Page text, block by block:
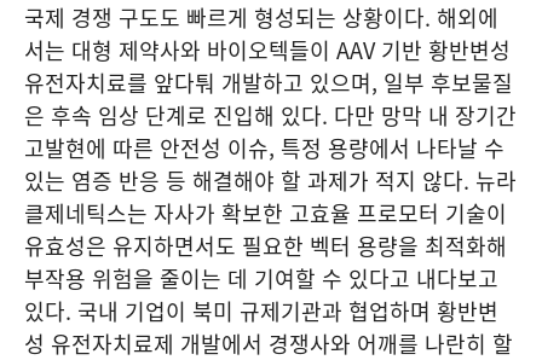
국제 경쟁 구도도 빠르게 형성되는 상황이다. 해외에
서는 대형 제약사와 바이오텍들이 AAV 기반 황반변성
유전자치료를 앞다퉈 개발하고 있으며, 일부 후보물질
은 후속 임상 단계로 진입해 있다. 다만 망막 내 장기간
고발현에 따른 안전성 이슈, 특정 용량에서 나타날 수
있는 염증 반응 등 해결해야 할 과제가 적지 않다. 뉴라
클제네틱스는 자사가 확보한 고효율 프로모터 기술이
유효성은 유지하면서도 필요한 벡터 용량을 최적화해
부작용 위험을 줄이는 데 기여할 수 있다고 내다보고
있다. 국내 기업이 북미 규제기관과 협업하며 황반변
성 유전자치료제 개발에서 경쟁사와 어깨를 나란히 할